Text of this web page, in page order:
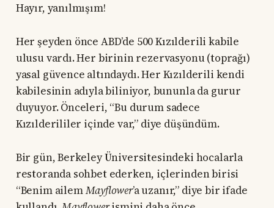
Hayır, yanılmışım!
Her şeyden önce ABD’de 500 Kızılderili kabile
ulusu vardı. Her birinin rezervasyonu (toprağı)
yasal güvence altındaydı. Her Kızılderili kendi
kabilesinin adıyla biliniyor, bununla da gurur
duyuyor. Önceleri, “Bu durum sadece
Kızılderililer içinde var,” diye düşündüm.
Bir gün, Berkeley Üniversitesindeki hocalarla
restoranda sohbet ederken, içlerinden birisi
“Benim ailemMayflower’a uzanır,” diye bir ifade